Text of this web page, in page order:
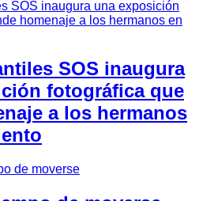
SOS inaugura
fotográfica que
a los hermanos